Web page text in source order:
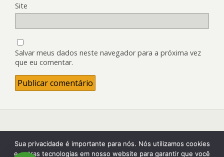
Site
Salvar meus dados neste navegador para a próxima vez
que eu comentar.
Back to top
Sua privacidade é importante para nós. Nós utilizamos cookies
e outras tecnologias em nosso website para garantir que você